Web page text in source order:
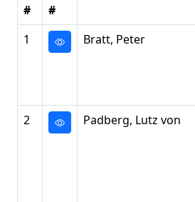
# #
1
Bratt, Peter
2
Padberg, Lutz von